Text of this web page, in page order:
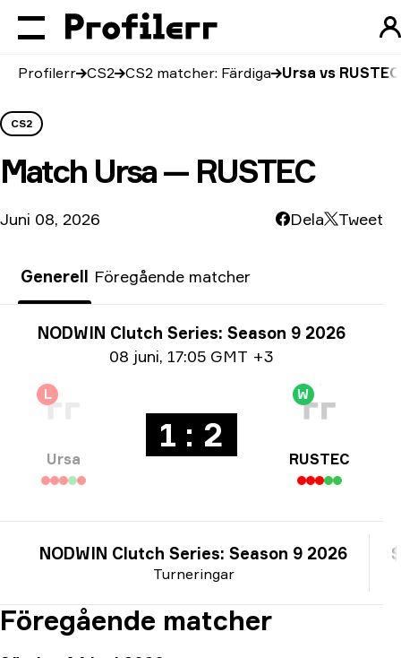
Profilerr CS2 CS2 matcher: Färdiga Ursa vs RUSTEC
CS2
Match Ursa — RUSTEC
Juni 08, 2026 Dela Tweet
Generell Föregående matcher
Turneringsinfo
NODWIN Clutch Series: Season 9 2026
08 juni, 17:05 GMT +3
L
Ursa
1 : 2
W
RUSTEC
Turneringar
NODWIN Clutch Series: Season 9 2026
Föregående matcher